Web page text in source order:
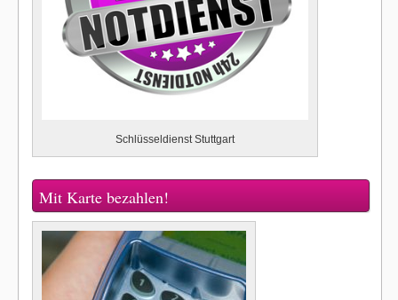
Schlüsseldienst Stuttgart
Mit Karte bezahlen!